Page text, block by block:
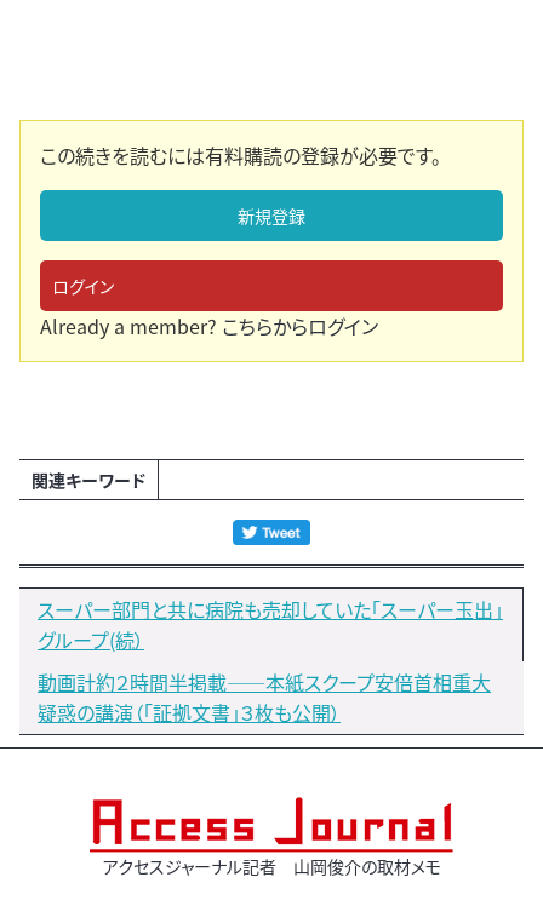
この続きを読むには有料購読の登録が必要です。
新規登録
ログイン
Already a member? こちらからログイン
関連キーワード
スーパー部門と共に病院も売却していた「スーパー玉出」
グループ(続）
動画計約２時間半掲載――本紙スクープ安倍首相重大
疑惑の講演（「証拠文書」３枚も公開）
アクセスジャーナル記者 山岡俊介の取材メモ